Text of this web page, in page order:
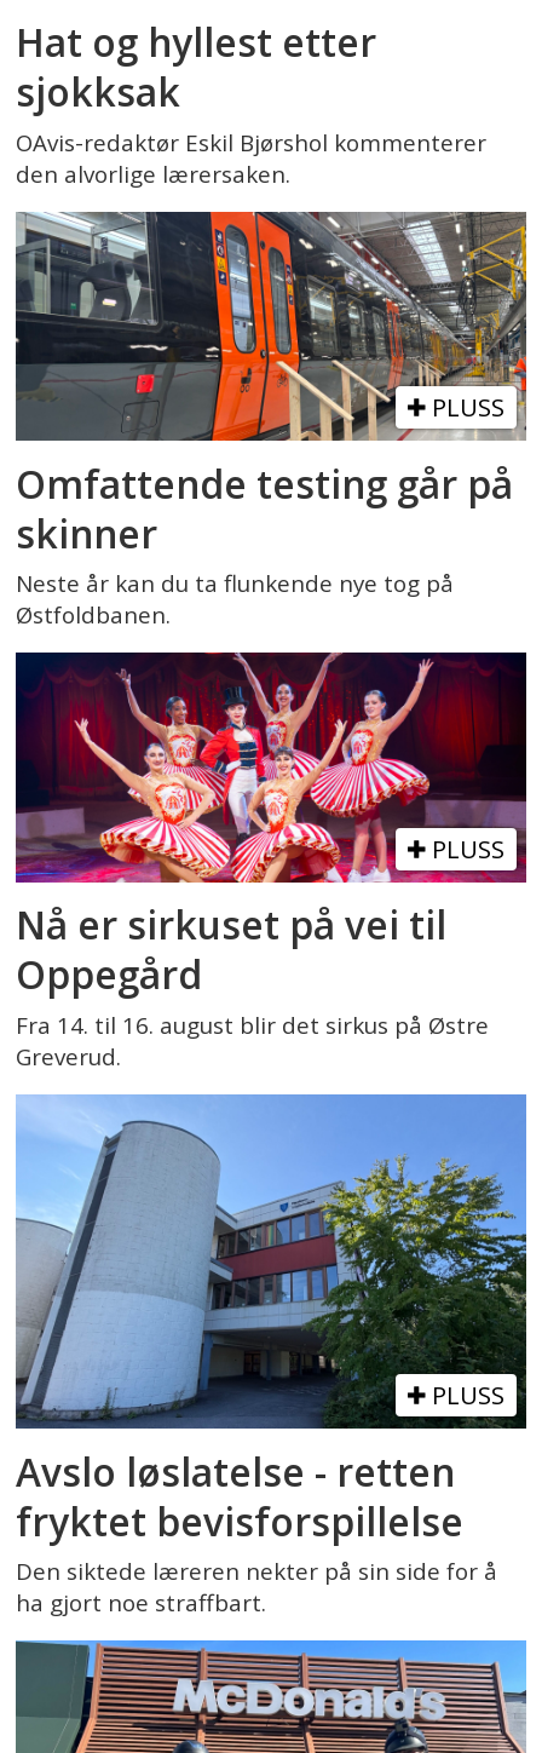
Hat og hyllest etter
sjokksak
OAvis-redaktør Eskil Bjørshol kommenterer
den alvorlige lærersaken.
PLUSS
Omfattende testing går på
skinner
Neste år kan du ta flunkende nye tog på
Østfoldbanen.
PLUSS
Nå er sirkuset på vei til
Oppegård
Fra 14. til 16. august blir det sirkus på Østre
Greverud.
PLUSS
Avslo løslatelse - retten
fryktet bevisforspillelse
Den siktede læreren nekter på sin side for å
ha gjort noe straffbart.